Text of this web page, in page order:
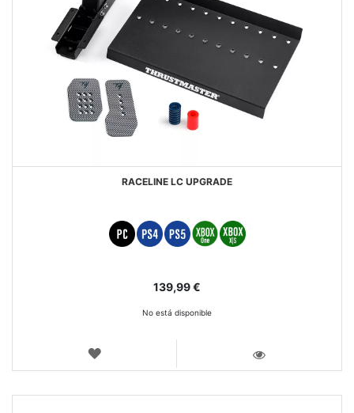
RACELINE LC UPGRADE
139,99 €
No está disponible
LISTA